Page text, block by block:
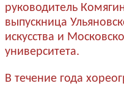
руководитель
выпускница
искусства и
университета.
В течение года